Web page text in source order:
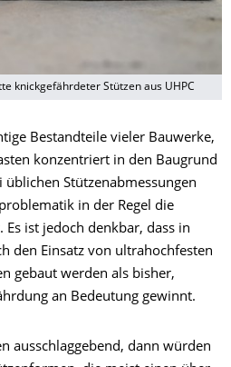
knickgefährdeter Stützen aus UHPC
Bestandteile vieler Bauwerke,
konzentriert in den Baugrund
Stützenabmessungen
in der Regel die
Es ist jedoch denkbar, dass in
den Einsatz von ultrahochfesten
gebaut werden als bisher,
an Bedeutung gewinnt.
ausschlaggebend, dann würden